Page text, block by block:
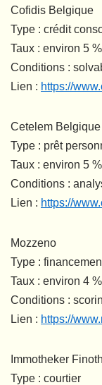
Cofidis Belgique
Type : crédit
Taux : environ 5
Conditions :
Lien : https://
Cetelem Belgique
Type : prêt
Taux : environ 5
Conditions :
Lien : https://
Mozzeno
Type :
Taux : environ 4
Conditions :
Lien : https://
Immotheker
Type : courtier